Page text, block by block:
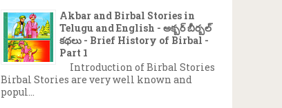
Akbar and Birbal Stories in
Telugu and English - అక్బర్ బీర్బల్
కథలు - Brief History of Birbal -
Part 1
Introduction of Birbal Stories
Birbal Stories are very well known and
popul...